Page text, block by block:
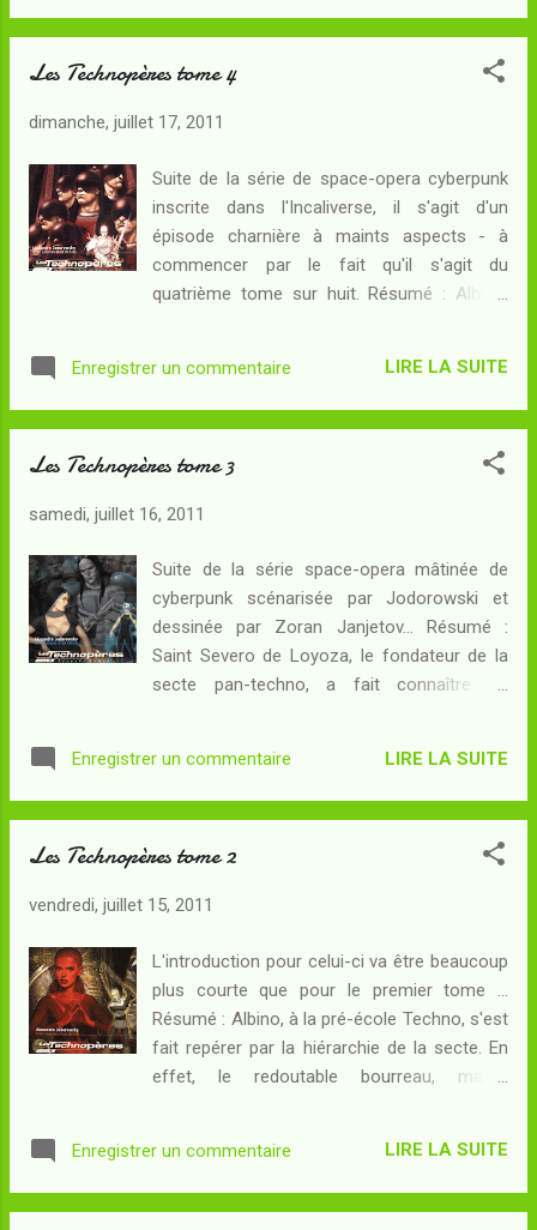
portes du temple de la secte des techno-
défenses en un tournemain. Le
techno-évêques lui tendent néanmoins un
c'est-à-dire, un système informatique
compagnon lui assurant un grand contrôle
sur les machines qui l'environnent... mais
aussi un moyen d'asservir son esprit à la
volonté de l'anti-archange ! Pendant ce
Onyx sont en train d'accoucher. Une tempête
Les Technopères tome 4
dimanche, juillet 17, 2011
Suite de la série de space-opera cyberpunk
inscrite dans l'Incaliverse, il s'agit d'un
épisode charnière à maints aspects - à
commencer par le fait qu'il s'agit du
quatrième tome sur huit. Résumé : Albino,
l'être virtuel qui le surveille depuis son entrée
dans la pré-école techno. Il est donc amené
devoir faire ses preuves, d'abord en forçant
bourreaux sa détermination. Mais pour cela,
sont pas tout à fait ce qu'il croyait, et que
leurs tâches ne sont pas non plus ce qu'il
attendait. Une fois de plus, il va devoir en
recourir à l'aide de Saint Severo de Loyoza
pour ne pas être happé par le système... De
prennent pour Vihzis, leur dieu-déesse, a
Enregistrer un commentaire LIRE LA SUITE
Les Technopères tome 3
samedi, juillet 16, 2011
Suite de la série space-opera mâtinée de
cyberpunk scénarisée par Jodorowski et
dessinée par Zoran Janjetov... Résumé :
Saint Severo de Loyoza, le fondateur de la
secte pan-techno, a fait connaître sa
Direction Planeta Games, où Albino espère
enfin pouvoir être affecté à la conception de
découvre le secret de sa nouvelle demeure :
échantillon de consommateurs lambda, sont
qu'ils testent et doivent approuver. Ainsi la
secte ne produira-t-elle jamais de jeux
pouvant élever le public au-dessus de sa
condition ! Révolté, Albino feint de coopérer
mais il crée pourtant son premier jeu sans
données : un crime que les cinquante idiots
Enregistrer un commentaire LIRE LA SUITE
Les Technopères tome 2
vendredi, juillet 15, 2011
L'introduction pour celui-ci va être beaucoup
plus courte que pour le premier tome ...
Résumé : Albino, à la pré-école Techno, s'est
fait repérer par la hiérarchie de la secte. En
effet, le redoutable bourreau, maître
informatique où il s'était jeté : Albino avait
rien moins que piraté la crypte virtuelle du
Enregistrer un commentaire LIRE LA SUITE